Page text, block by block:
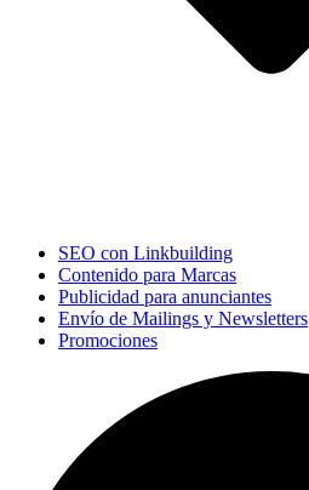
SEO con Linkbuilding
Contenido para Marcas
Publicidad para anunciantes
Envío de Mailings y Newsletters
Promociones